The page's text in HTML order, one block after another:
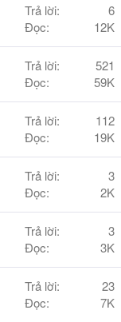
Trả lời
6
Đọc
12K
Trả lời
521
Đọc
59K
Trả lời
112
Đọc
19K
Trả lời
3
Đọc
2K
Trả lời
3
Đọc
3K
Trả lời
23
Đọc
7K